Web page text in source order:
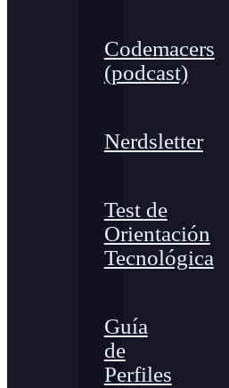
Codemacers
(podcast)
Nerdsletter
Test de
Orientación
Tecnológica
Guía
de
Perfiles